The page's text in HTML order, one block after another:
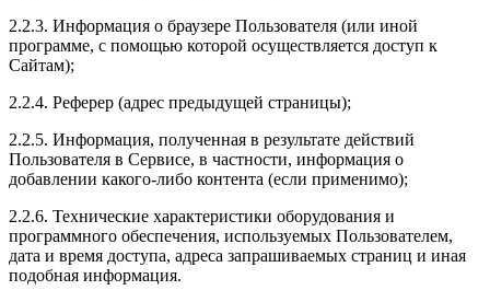
2.2.3. Информация о браузере Пользователя (или иной
программе, с помощью которой осуществляется доступ к
Сайтам);
2.2.4. Реферер (адрес предыдущей страницы);
2.2.5. Информация, полученная в результате действий
Пользователя в Сервисе, в частности, информация о
добавлении какого-либо контента (если применимо);
2.2.6. Технические характеристики оборудования и
программного обеспечения, используемых Пользователем,
дата и время доступа, адреса запрашиваемых страниц и иная
подобная информация.